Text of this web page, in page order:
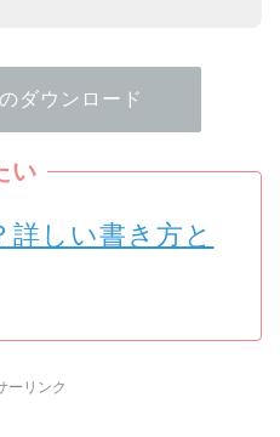
ダウンロード
詳しい書き方と
ーリンク